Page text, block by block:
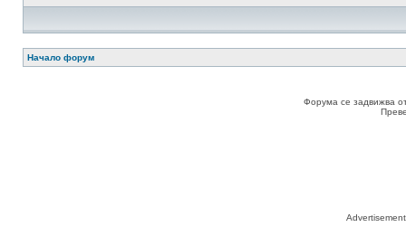
Начало форум
Форума се задвижва